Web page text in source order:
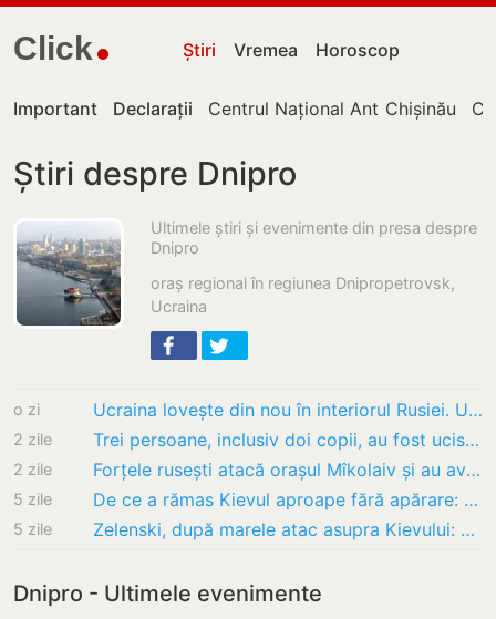
Click Știri Vremea Horoscop
Important Declarații Centrul Național Anticorupție
Chișinău
Știri despre Dnipro
Ultimele știri și evenimente din presa despre
Dnipro
oraș regional în regiunea Dnipropetrovsk,
Ucraina
o zi Ucraina lovește din nou în interiorul Rusiei. Un depozit al gigantului Wildberries,…
2 zile Trei persoane, inclusiv doi copii, au fost ucise într-un atac rusesc în regiunea Sumî.…
2 zile Forțele rusești atacă orașul Mîkolaiv și au avariat două nave civile. Război în Ucraina,…
5 zile De ce a rămas Kievul aproape fără apărare: Ucraina nu a putut doborî decât o singură…
5 zile Zelenski, după marele atac asupra Kievului: A fost interceptată o singură rachetă…
Dnipro - Ultimele evenimente